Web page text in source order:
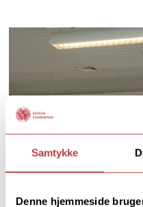
Samtykke
Denne hjemmeside